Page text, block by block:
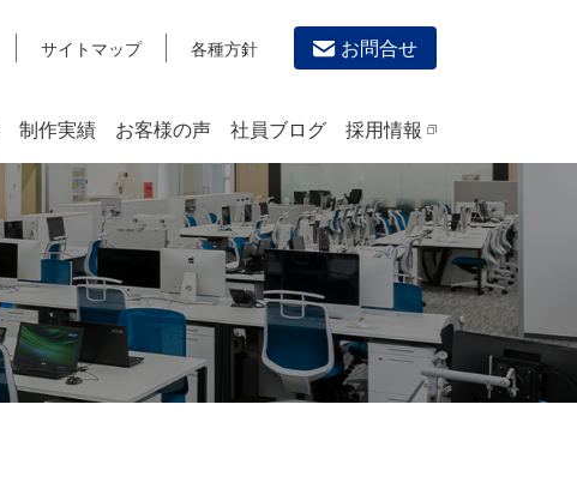
サイトマップ 各種方針 お問合せ
沿革
デザイン作成・印刷サービス
PRINTING
チラシ/フライヤーデザインの制作・印刷
カタログデザインの制作・印刷
冊子/パンフレットのデザイン制作・印刷
学校・会社案内パンフレット制作・印刷
制作実績 お客様の声 社員ブログ 採用情報